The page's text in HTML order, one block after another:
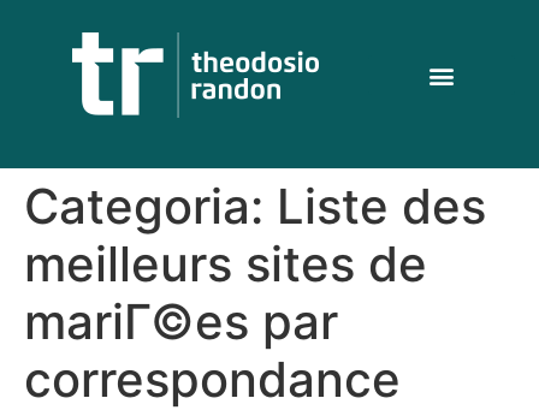
Categoria: Liste des
meilleurs sites de
mariГ©es par
correspondance